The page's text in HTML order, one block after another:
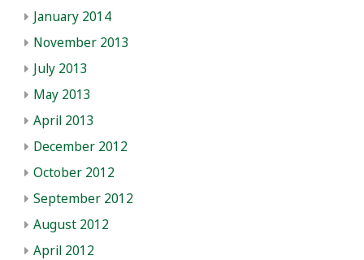
January 2014
November 2013
July 2013
May 2013
April 2013
December 2012
October 2012
September 2012
August 2012
April 2012